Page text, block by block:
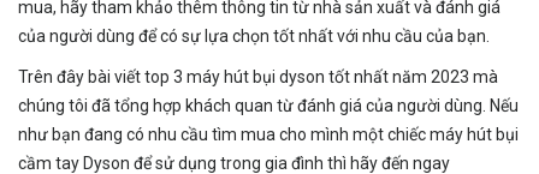
mua, hãy tham khảo thêm thông tin từ nhà sản xuất và đánh giá
của người dùng để có sự lựa chọn tốt nhất với nhu cầu của bạn.
Trên đây bài viết top 3 máy hút bụi dyson tốt nhất năm 2023 mà
chúng tôi đã tổng hợp khách quan từ đánh giá của người dùng. Nếu
như bạn đang có nhu cầu tìm mua cho mình một chiếc máy hút bụi
cầm tay Dyson để sử dụng trong gia đình thì hãy đến ngay